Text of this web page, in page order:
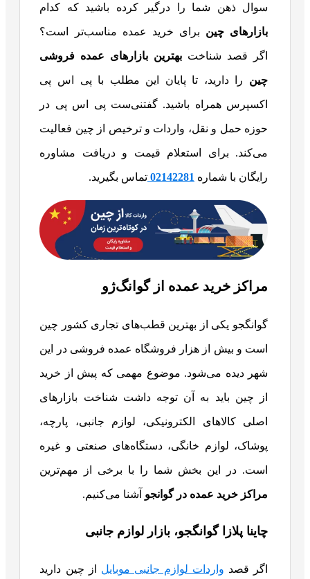
سوال ذهن شما را درگیر کرده باشید که کدام
بازارهای چین برای خرید عمده مناسب‌تر است؟
اگر قصد شناخت بهترین بازارهای عمده فروشی
چین را دارید، تا پایان این مطلب با پی اس پی
اکسپرس همراه باشید.گفتنی‌ست پی اس پی در
حوزه حمل و نقل، واردات و ترخیص از چین فعالیت
می‌کند. برای استعلام قیمت و دریافت مشاوره
رایگان با شماره 02142281 تماس بگیرید.
مراکز خرید عمده از گوانگ‌ژو
گوانگجو یکی از بهترین قطب‌های تجاری کشور چین
است و بیش از هزار فروشگاه عمده فروشی در این
شهر دیده می‌شود. موضوع مهمی که پیش از خرید
از چین باید به آن توجه داشت شناخت بازارهای
اصلی کالاهای الکترونیکی، لوازم جانبی، پارچه،
پوشاک، لوازم خانگی، دستگاه‌های صنعتی و غیره
است. در این بخش شما را با برخی از مهم‌ترین
مراکز خرید عمده در گوانجو آشنا می‌کنیم.
چاینا پلازا گوانگجو، بازار لوازم جانبی
اگر قصد واردات لوازم جانبی موبایل از چین دارید